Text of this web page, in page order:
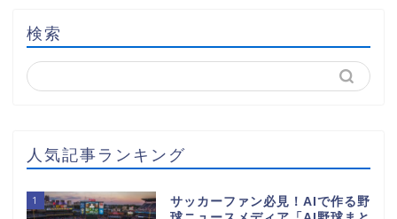
検索
人気記事ランキング
1
サッカーファン必見！AIで作る野